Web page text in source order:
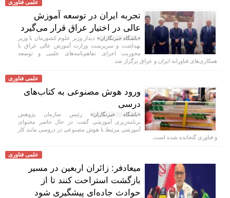
علمی فناوری
تجربه ایران در توسعه آموزش
عالی در اختیار عراق قرار می‌گیرد
«باشگاه خبرنگاران» دیدار وزیر علوم کشورمان با وزیر
بهداشت و سرپرست وزارت آموزش عالی عراق با
محوریت اجرای تفاهم‌نامه‌های علمی و توسعه
همکاری‌های فناورانه ایران و عراق برگزار شد.
علمی فناوری
ورود هوش مصنوعی به کتاب‌های
درسی
«باشگاه خبرنگاران» رئیس سازمان پژوهش
برنامه‌ریزی آموزشی گفت: در حال حاضر محتوای
آموزشی مرتبط با هوش مصنوعی در دروسی مانند کار
و فناوری گنجانده شده است.
علمی فناوری
میعادفر: زائران اربعین در مسیر
بازگشت استراحت کنند تا از
حوادث جاده‌ای پیشگیری شود